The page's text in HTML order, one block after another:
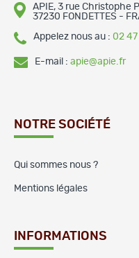
APIE, 3 rue Christophe
37230 FONDETTES -
Appelez nous au : 02 47
E-mail : apie@apie.fr
NOTRE SOCIÉTÉ
Qui sommes nous ?
Mentions légales
INFORMATIONS